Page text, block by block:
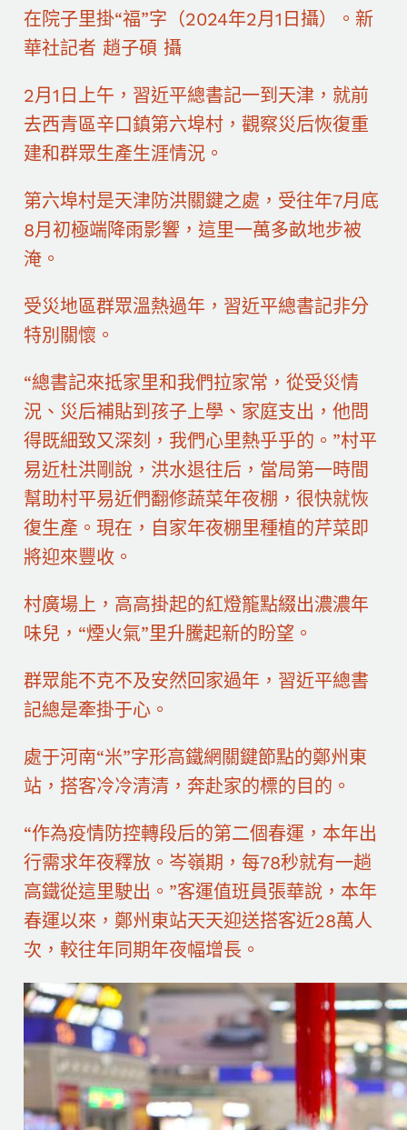
在院子里掛“福”字（2024年2月1日攝）。新
華社記者 趙子碩 攝
2月1日上午，習近平總書記一到天津，就前
去西青區辛口鎮第六埠村，觀察災后恢復重
建和群眾生產生涯情況。
第六埠村是天津防洪關鍵之處，受往年7月底
8月初極端降雨影響，這里一萬多畝地步被
淹。
受災地區群眾溫熱過年，習近平總書記非分
特別關懷。
“總書記來抵家里和我們拉家常，從受災情
況、災后補貼到孩子上學、家庭支出，他問
得既細致又深刻，我們心里熱乎乎的。”村平
易近杜洪剛說，洪水退往后，當局第一時間
幫助村平易近們翻修蔬菜年夜棚，很快就恢
復生產。現在，自家年夜棚里種植的芹菜即
將迎來豐收。
村廣場上，高高掛起的紅燈籠點綴出濃濃年
味兒，“煙火氣”里升騰起新的盼望。
群眾能不克不及安然回家過年，習近平總書
記總是牽掛于心。
處于河南“米”字形高鐵網關鍵節點的鄭州東
站，搭客冷冷清清，奔赴家的標的目的。
“作為疫情防控轉段后的第二個春運，本年出
行需求年夜釋放。岑嶺期，每78秒就有一趟
高鐵從這里駛出。”客運值班員張華說，本年
春運以來，鄭州東站天天迎送搭客近28萬人
次，較往年同期年夜幅增長。